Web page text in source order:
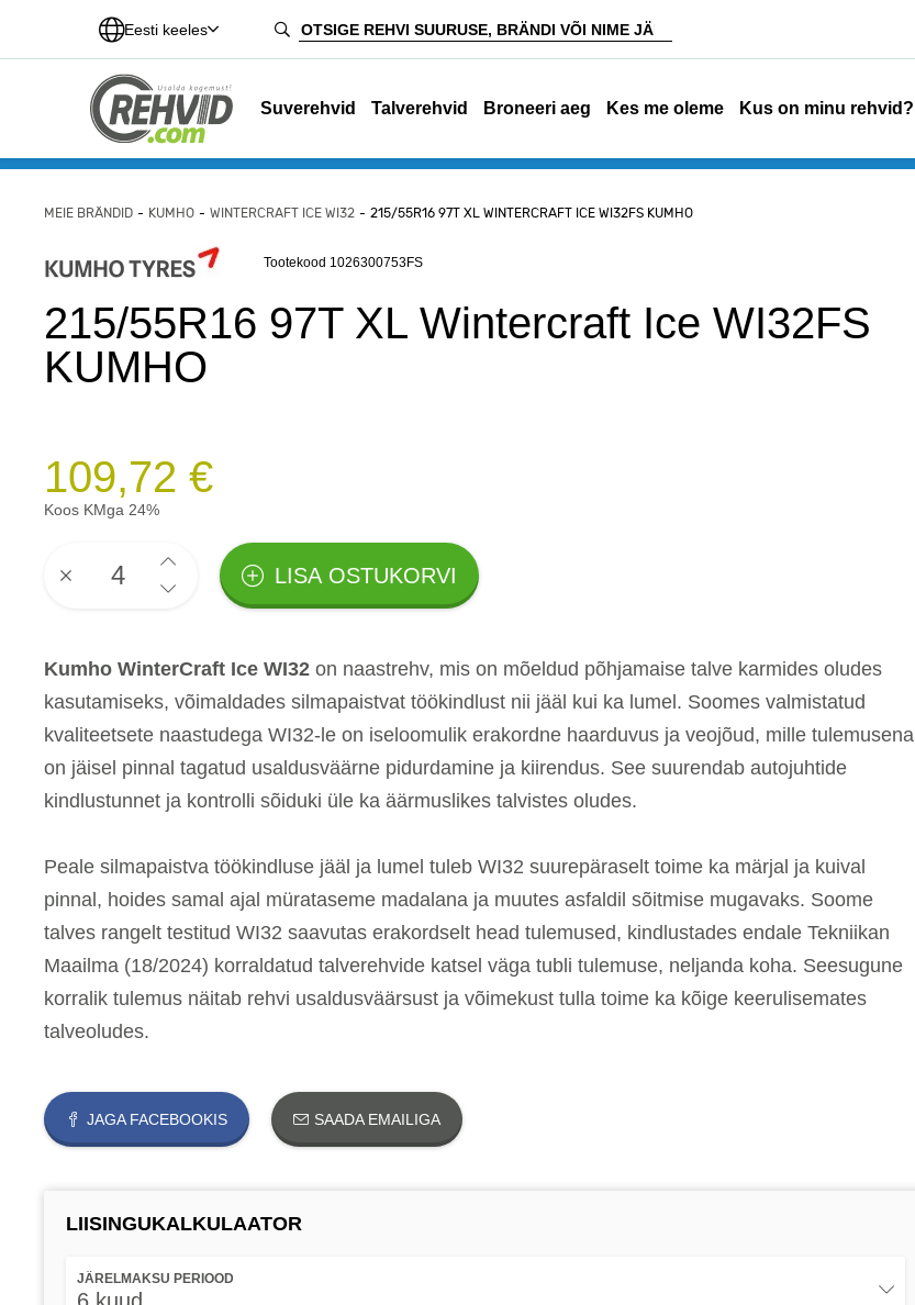
Eesti keeles
Suverehvid Talverehvid Broneeri aeg Kes me oleme Kus on minu rehvid?
MEIE BRÄNDID KUMHO WINTERCRAFT ICE WI32 215/55R16 97T XL WINTERCRAFT ICE WI32FS KUMHO
Tootekood 1026300753FS
215/55R16 97T XL Wintercraft Ice WI32FS
KUMHO
109,72 €
Koos KMga 24%
LISA OSTUKORVI
Kumho WinterCraft Ice WI32 on naastrehv, mis on mõeldud põhjamaise talve karmides oludes
kasutamiseks, võimaldades silmapaistvat töökindlust nii jääl kui ka lumel. Soomes valmistatud
kvaliteetsete naastudega WI32-le on iseloomulik erakordne haarduvus ja veojõud, mille tulemusena
on jäisel pinnal tagatud usaldusväärne pidurdamine ja kiirendus. See suurendab autojuhtide
kindlustunnet ja kontrolli sõiduki üle ka äärmuslikes talvistes oludes.
Peale silmapaistva töökindluse jääl ja lumel tuleb WI32 suurepäraselt toime ka märjal ja kuival
pinnal, hoides samal ajal mürataseme madalana ja muutes asfaldil sõitmise mugavaks. Soome
talves rangelt testitud WI32 saavutas erakordselt head tulemused, kindlustades endale Tekniikan
Maailma (18/2024) korraldatud talverehvide katsel väga tubli tulemuse, neljanda koha. Seesugune
korralik tulemus näitab rehvi usaldusväärsust ja võimekust tulla toime ka kõige keerulisemates
talveoludes.
JAGA FACEBOOKIS SAADA EMAILIGA
LIISINGUKALKULAATOR
JÄRELMAKSU PERIOOD